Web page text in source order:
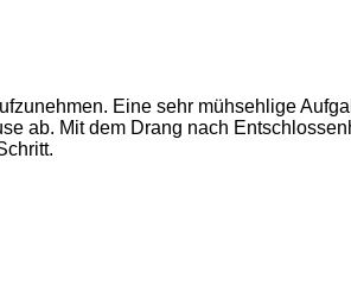
Eine sehr mühsehlige
ab. Mit dem Drang nach